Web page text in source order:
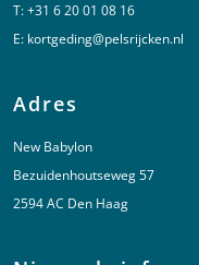
T:+31 6 20 01 08 16
E: kortgeding@pelsrijcken.nl
Adres
New Babylon
Bezuidenhoutseweg 57
2594 AC Den Haag